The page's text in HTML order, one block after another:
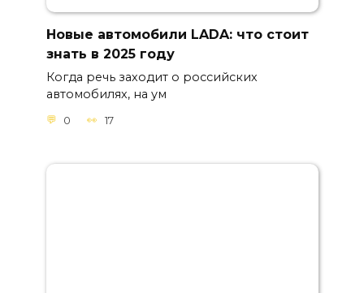
Новые автомобили LADA: что стоит
знать в 2025 году
Когда речь заходит о российских
автомобилях, на ум
0 17